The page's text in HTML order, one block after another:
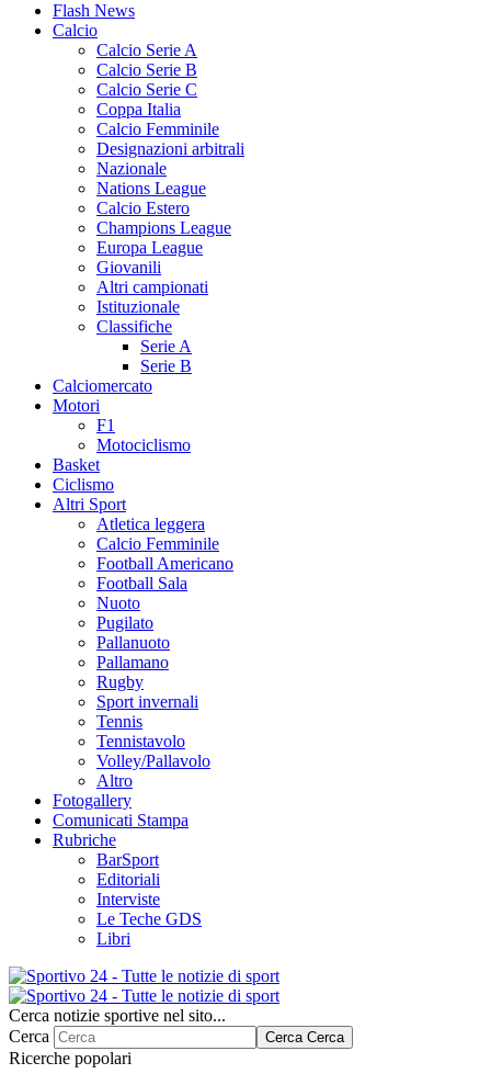
Flash News
Calcio
Calcio Serie A
Calcio Serie B
Calcio Serie C
Coppa Italia
Calcio Femminile
Designazioni arbitrali
Nazionale
Nations League
Calcio Estero
Champions League
Europa League
Giovanili
Altri campionati
Istituzionale
Classifiche
Serie A
Serie B
Calciomercato
Motori
F1
Motociclismo
Basket
Ciclismo
Altri Sport
Atletica leggera
Calcio Femminile
Football Americano
Football Sala
Nuoto
Pugilato
Pallanuoto
Pallamano
Rugby
Sport invernali
Tennis
Tennistavolo
Volley/Pallavolo
Altro
Fotogallery
Comunicati Stampa
Rubriche
BarSport
Editoriali
Interviste
Le Teche GDS
Libri
Cerca notizie sportive nel sito...
Cerca
Cerca Cerca
Ricerche popolari